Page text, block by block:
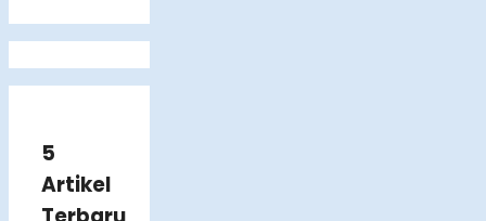
5
Artikel